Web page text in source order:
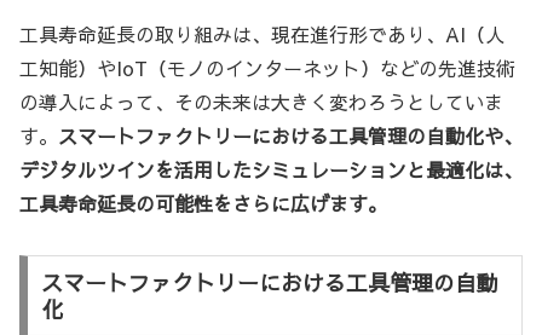
工具寿命延長の取り組みは、現在進行形であり、AI（人
工知能）やIoT（モノのインターネット）などの先進技術
の導入によって、その未来は大きく変わろうとしていま
す。 スマートファクトリーにおける工具管理の自動化や、
デジタルツインを活用したシミュレーションと最適化は、
工具寿命延長の可能性をさらに広げます。
スマートファクトリーにおける工具管理の自動
化